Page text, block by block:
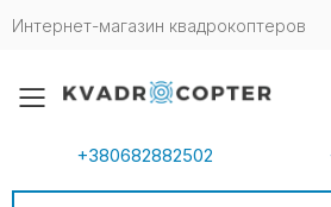
Интернет-магазин квадрокоптеров
Toggle mobile
+380682882502
Search